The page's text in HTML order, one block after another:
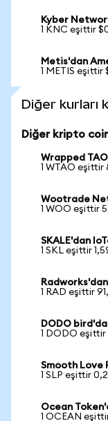
Kyber
1 KNC eşittir
Metis'dan
1 METIS eşittir
Diğer kurları
Diğer kripto
Wrapped
1 WTAO
Wootrade
1 WOO eşittir
SKALE'dan
1 SKL eşittir
1 RAD eşittir
DODO
1 DODO
Smooth Love
1 SLP eşittir
Ocean
1 OCEAN